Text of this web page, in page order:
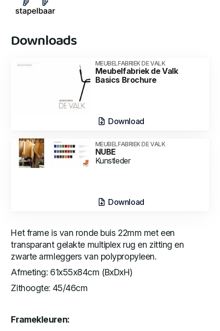
Downloads
MEUBELFABRIEK DE VALK
Meubelfabriek de Valk
Basics Brochure
Download
MEUBELFABRIEK DE VALK
NUBE
Kunstleder
Download
Het frame is van ronde buis 22mm met een
transparant gelakte multiplex rug en zitting en
zwarte armleggers van polypropyleen.
Afmeting: 61x55x84cm (BxDxH)
Zithoogte: 45/46cm
Framekleuren: